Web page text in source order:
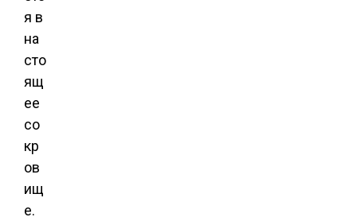
я в
на
сто
ящ
ее
со
кр
ов
ищ
е.